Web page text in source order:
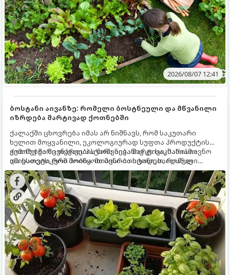
2026/08/07 12:41
ბოსტანი აივანზე: რომელი ბოსტნეული და მწვანილი
იზრდება მარტივად ქოთნებში
ქალაქში ცხოვრება იმას არ ნიშნავს, რომ საკუთარი
ხელით მოყვანილი, ეკოლოგიურად სუფთა პროდუქტის
გემოზე უარი თქვათ. პატარა აივანიც კი საკმარისია
იმისათვის, რომ მოიწყოთ მინი-ბოსტანი, საიდანაც
ყოველდღიურად ახალ, არომატულ მწვანილსა და
ბოსტნეულს მოკრეფთ.
ქოთნებში მცენარეების მოშენება მარტივი, სასიამოვნო
და ესთეტიკური ჰობია. მთავარია იცოდეთ, რომელი
კულტურები ეგუებიან ქოთნის პირობებს ყველაზე კარგად
და როგორ მოუაროთ მათ სწორად.